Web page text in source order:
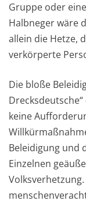
Gruppe oder
Halbneger wäre
allein die Hetze,
verkörperte
Die bloße
keine
Beleidigung und
Einzelnen